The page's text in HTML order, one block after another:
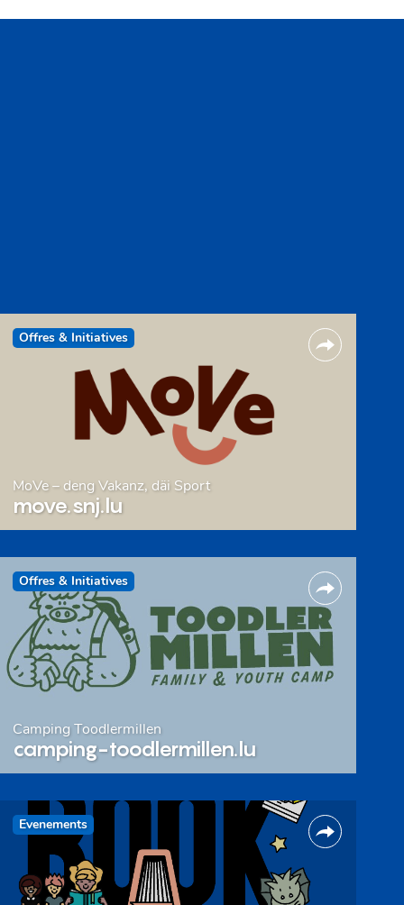
Offres & Initiatives
MoVe – deng Vakanz, däi Sport
move.snj.lu
Offres & Initiatives
Camping Toodlermillen
camping-toodlermillen.lu
Evenements